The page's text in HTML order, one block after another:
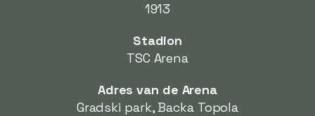
1913
Stadion
TSC Arena
Adres van de Arena
Gradski park, Backa Topola